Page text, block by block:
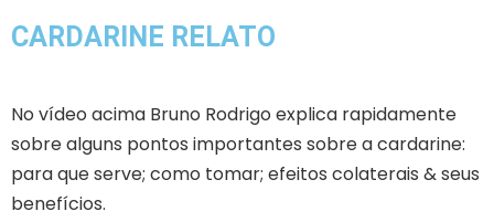
CARDARINE RELATO
No vídeo acima Bruno Rodrigo explica rapidamente
sobre alguns pontos importantes sobre a cardarine:
para que serve; como tomar; efeitos colaterais & seus
benefícios.